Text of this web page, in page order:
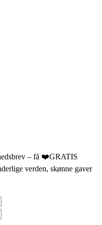
– få ❤️GRATIS
verden, skønne gaver